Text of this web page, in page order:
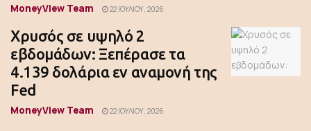
MoneyView Team 22 ΙΟΥΛΊΟΥ, 2026
Χρυσός σε υψηλό 2
εβδομάδων: Ξεπέρασε τα
4.139 δολάρια εν αναμονή της
Fed
MoneyView Team 22 ΙΟΥΛΊΟΥ, 2026